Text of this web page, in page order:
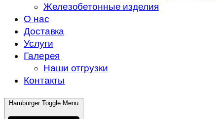
Железобетонные изделия
О нас
Доставка
Услуги
Галерея
Наши отгрузки
Контакты
Hamburger Toggle Menu